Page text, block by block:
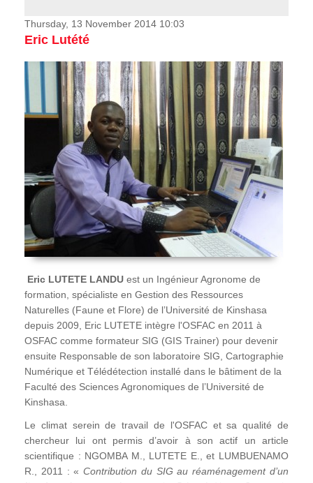
News & Stories
Thursday, 13 November 2014 10:03
Eric Lutété
Eric LUTETE LANDU est un Ingénieur Agronome de
formation, spécialiste en Gestion des Ressources
Naturelles (Faune et Flore) de l’Université de Kinshasa
depuis 2009, Eric LUTETE intègre l'OSFAC en 2011 à
OSFAC comme formateur SIG (GIS Trainer) pour devenir
ensuite Responsable de son laboratoire SIG, Cartographie
Numérique et Télédétection installé dans le bâtiment de la
Faculté des Sciences Agronomiques de l’Université de
Kinshasa.
Le climat serein de travail de l'OSFAC et sa qualité de
chercheur lui ont permis d’avoir à son actif un article
scientifique : NGOMBA M., LUTETE E., et LUMBUENAMO
R., 2011 : «Contribution du SIG au réaménagement d’un